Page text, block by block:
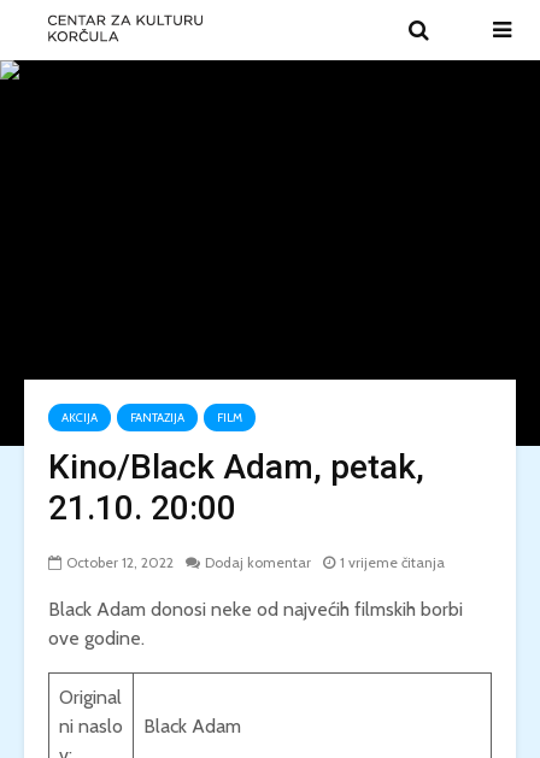
AKCIJA FANTAZIJA FILM
Kino/Black Adam, petak,
21.10. 20:00
October 12, 2022 Dodaj komentar 1 vrijeme čitanja
Black Adam donosi neke od najvećih filmskih borbi
ove godine.
Original
ni naslo
Black Adam